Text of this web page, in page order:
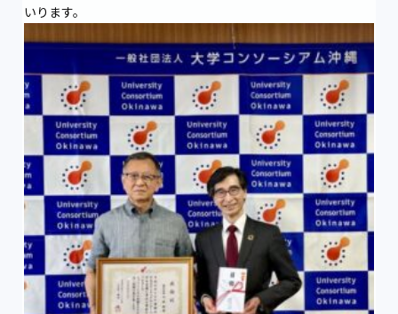
いります。